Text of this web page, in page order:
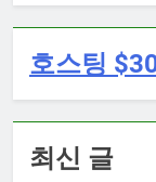
호스팅
최신 글